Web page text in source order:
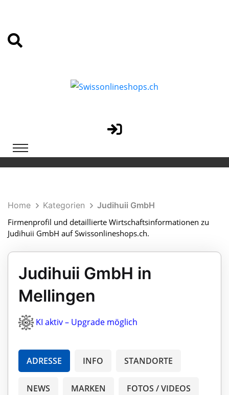
Home Kategorien
Judihuii GmbH
Firmenprofil und detaillierte Wirtschaftsinformationen zu
Judihuii GmbH auf Swissonlineshops.ch.
Judihuii GmbH in
Mellingen
KI aktiv – Upgrade möglich
ADRESSE INFO STANDORTE
NEWS MARKEN FOTOS / VIDEOS